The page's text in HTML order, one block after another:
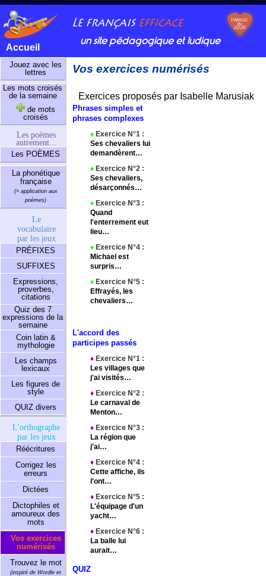
un site pédagogique et ludique
Accueil
Jouez avec les
lettres
Les mots croisés
de la semaine
de mots
croisés
Les poèmes
autrement...
Les POÈMES
La phonétique
française
(+ application aux
poèmes)
Le
vocabulaire
par les jeux
PRÉFIXES
SUFFIXES
Expressions,
proverbes,
citations
Quiz des 7
expressions de la
semaine
Coin latin &
mythologie
Les champs
lexicaux
Les figures de
style
QUIZ divers
L'orthographe
par les jeux
Réécritures
Corrigez les
erreurs
Dictées
Dictophiles et
amoureux des
mots
Vos exercices
numérisés
Trouvez le mot
(inspiré de Wordle et
Vos exercices numérisés
Exercices proposés par Isabelle Marusiak
Phrases simples et
phrases complexes
♦ Exercice N°1 :
Ses chevaliers lui
demandèrent…
♦ Exercice N°2 :
Ses chevaliers,
désarçonnés…
♦ Exercice N°3 :
Quand
l'enterrement eut
lieu…
♦ Exercice N°4 :
Michael est
surpris…
♦ Exercice N°5 :
Effrayés, les
chevaliers…
L'accord des
participes passés
♦ Exercice N°1 :
Les villages que
j'ai visités…
♦ Exercice N°2 :
Le carnaval de
Menton…
♦ Exercice N°3 :
La région que
j'ai…
♦ Exercice N°4 :
Cette affiche, ils
l'ont…
♦ Exercice N°5 :
L'équipage d'un
yacht…
♦ Exercice N°6 :
La balle lui
aurait…
QUIZ